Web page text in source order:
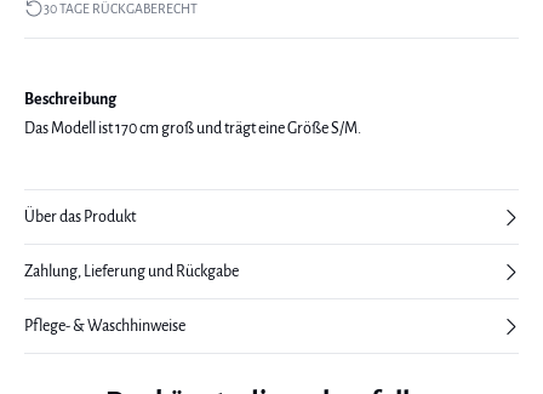
30 TAGE RÜCKGABERECHT
Beschreibung
Das Modell ist 170 cm groß und trägt eine Größe S/M.
Über das Produkt
Zahlung, Lieferung und Rückgabe
Pflege- & Waschhinweise